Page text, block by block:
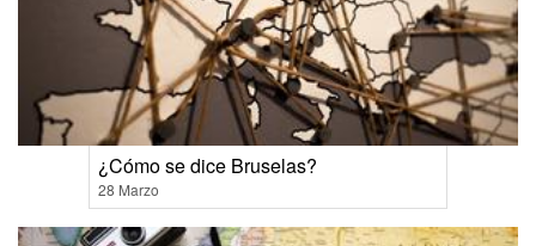
¿Cómo se dice Bruselas?
28 Marzo